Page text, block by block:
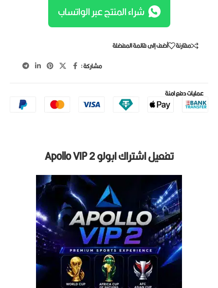
شراء المنتج عبر الواتساب
مقارنة
أضف إلى قائمة المفضلة
مشاركة :
عمليات دفع امنة
تفعيل اشتراك ابولو Apollo VIP 2